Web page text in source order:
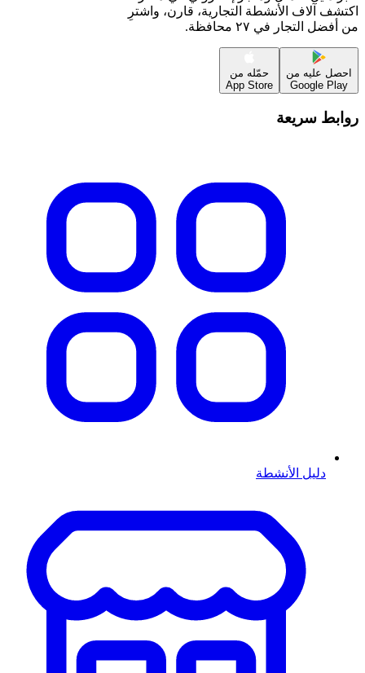
اكتشف آلاف الأنشطة التجارية، قارن، واشترِ
من أفضل التجار في ٢٧ محافظة.
احصل عليه من
Google Play
حمّله من
App Store
روابط سريعة
دليل الأنشطة